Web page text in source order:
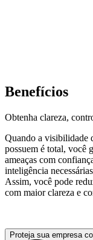
Benefícios
Obtenha clareza,
Quando a visibilidade
possuem é total, você
ameaças com
inteligência
Assim, você pode
com maior clareza e
Proteja sua empresa